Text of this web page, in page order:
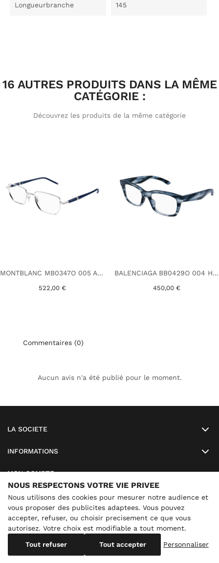
Longueurbranche 145
16 AUTRES PRODUITS DANS LA MÊME
CATÉGORIE :
Découvrez les produits de la même catégorie
MONTBLANC MB0347O 005 ARGENT
522,00 €
BALENCIAGA BB0429O 004 HAVANE
450,00 €
Commentaires (0)
Aucun avis n'a été publié pour le moment.
LA SOCIETE
INFORMATIONS
MON COMPTE
SO LUNETTES
jusqu'au 28/08/2026 inclus. Vous pouvez continuer a
commander : les expéditions reprennent le 29/08/2026.
Copyright SO-LUNETTES . All Rights Reserved
NOUS RESPECTONS VOTRE VIE PRIVEE
Nous utilisons des cookies pour mesurer notre audience et
vous proposer des publicites adaptees. Vous pouvez
accepter, refuser, ou choisir precisement ce que vous
autorisez. Votre choix est modifiable a tout moment.
Tout refuser Tout accepter Personnaliser